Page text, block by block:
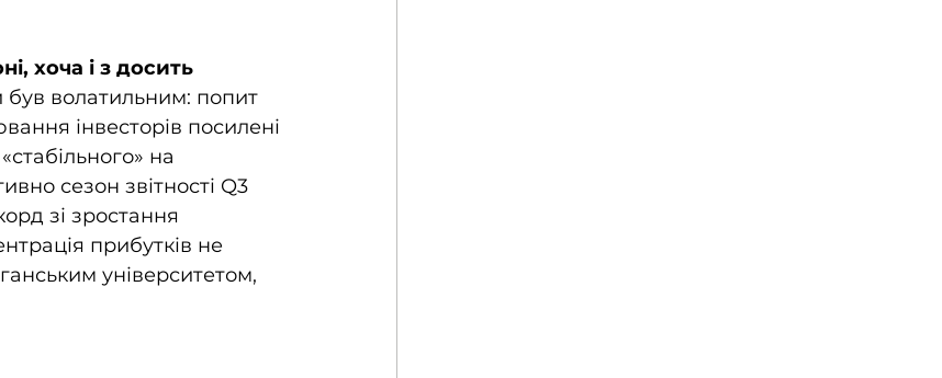
хоча і з досить
був волатильним: попит
інвесторів посилені
на
сезон звітності Q3
зі зростання
прибутків не
університетом,